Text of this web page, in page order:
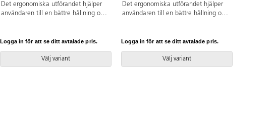
Det ergonomiska utförandet hjälper
användaren till en bättre hållning och
man vänder den. Lätt att rengöra.
Skal i polyuretan. Vitlackerat stativ
RAL 9003. Mått: Sitthöjd 37 cm.
Sitsbredd 38 cm. Sitsdjup 34 cm.
Logga in för att se ditt avtalade pris.
Välj variant
Det ergonomiska utförandet hjälper
användaren till en bättre hållning och
man vänder den. Lätt att rengöra.
Skal i polyuretan. Vitlackerat stativ
RAL 9003. Mått: Sitthöjd 33 cm.
Sitsbredd 38 cm. Sitsdjup 34 cm.
Logga in för att se ditt avtalade pris.
Välj variant